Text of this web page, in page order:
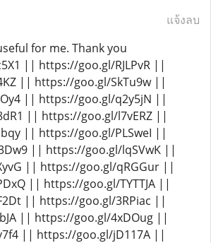
แจ้งลบ
for me. Thank you
|| https://goo.gl/RJLPvR ||
|| https://goo.gl/SkTu9w ||
|| https://goo.gl/q2y5jN ||
|| https://goo.gl/l7vERZ ||
|| https://goo.gl/PLSweI ||
|| https://goo.gl/lqSVwK ||
|| https://goo.gl/qRGGur ||
|| https://goo.gl/TYTTJA ||
|| https://goo.gl/3RPiac ||
|| https://goo.gl/4xDOug ||
|| https://goo.gl/jD117A ||